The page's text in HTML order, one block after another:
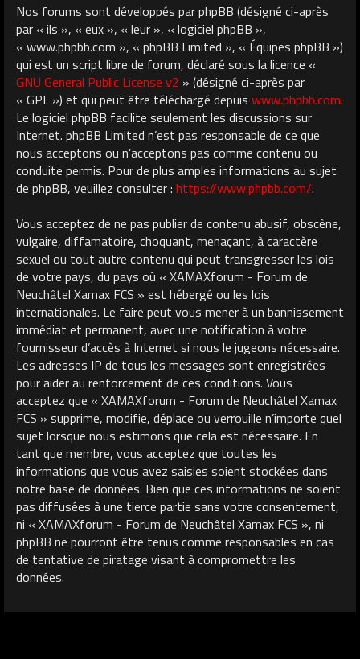
Nos forums sont développés par phpBB (désigné ci-après
par « ils », « eux », « leur », « logiciel phpBB »,
« www.phpbb.com », « phpBB Limited », « Équipes phpBB »)
qui est un script libre de forum, déclaré sous la licence «
GNU General Public License v2 » (désigné ci-après par
« GPL ») et qui peut être téléchargé depuis www.phpbb.com.
Le logiciel phpBB facilite seulement les discussions sur
Internet. phpBB Limited n’est pas responsable de ce que
nous acceptons ou n’acceptons pas comme contenu ou
conduite permis. Pour de plus amples informations au sujet
de phpBB, veuillez consulter : https://www.phpbb.com/.
Vous acceptez de ne pas publier de contenu abusif, obscène,
vulgaire, diffamatoire, choquant, menaçant, à caractère
sexuel ou tout autre contenu qui peut transgresser les lois
de votre pays, du pays où « XAMAXforum - Forum de
Neuchâtel Xamax FCS » est hébergé ou les lois
internationales. Le faire peut vous mener à un bannissement
immédiat et permanent, avec une notification à votre
fournisseur d’accès à Internet si nous le jugeons nécessaire.
Les adresses IP de tous les messages sont enregistrées
pour aider au renforcement de ces conditions. Vous
acceptez que « XAMAXforum - Forum de Neuchâtel Xamax
FCS » supprime, modifie, déplace ou verrouille n’importe quel
sujet lorsque nous estimons que cela est nécessaire. En
tant que membre, vous acceptez que toutes les
informations que vous avez saisies soient stockées dans
notre base de données. Bien que ces informations ne soient
pas diffusées à une tierce partie sans votre consentement,
ni « XAMAXforum - Forum de Neuchâtel Xamax FCS », ni
phpBB ne pourront être tenus comme responsables en cas
de tentative de piratage visant à compromettre les
données.